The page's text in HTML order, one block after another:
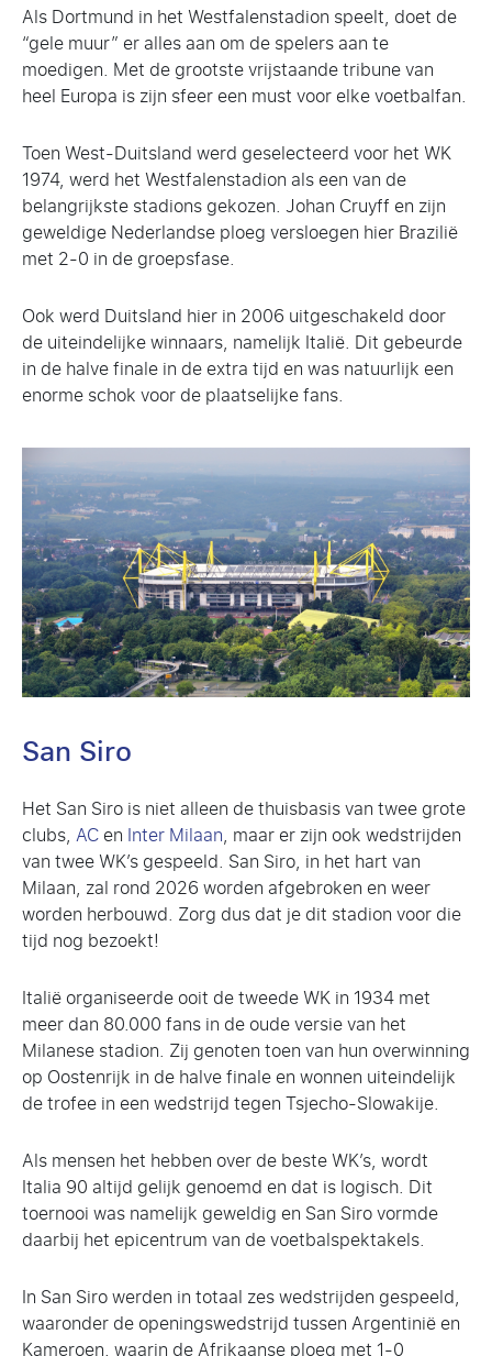
Als Dortmund in het Westfalenstadion speelt, doet de
“gele muur” er alles aan om de spelers aan te
moedigen. Met de grootste vrijstaande tribune van
heel Europa is zijn sfeer een must voor elke voetbalfan.
Toen West-Duitsland werd geselecteerd voor het WK
1974, werd het Westfalenstadion als een van de
belangrijkste stadions gekozen. Johan Cruyff en zijn
geweldige Nederlandse ploeg versloegen hier Brazilië
met 2-0 in de groepsfase.
Ook werd Duitsland hier in 2006 uitgeschakeld door
de uiteindelijke winnaars, namelijk Italië. Dit gebeurde
in de halve finale in de extra tijd en was natuurlijk een
enorme schok voor de plaatselijke fans.
San Siro
Het San Siro is niet alleen de thuisbasis van twee grote
clubs, ACen Inter Milaan, maar er zijn ook wedstrijden
van twee WK’s gespeeld. San Siro, in het hart van
Milaan, zal rond 2026 worden afgebroken en weer
worden herbouwd. Zorg dus dat je dit stadion voor die
tijd nog bezoekt!
Italië organiseerde ooit de tweede WK in 1934 met
meer dan 80.000 fans in de oude versie van het
Milanese stadion. Zij genoten toen van hun overwinning
op Oostenrijk in de halve finale en wonnen uiteindelijk
de trofee in een wedstrijd tegen Tsjecho-Slowakije.
Als mensen het hebben over de beste WK’s, wordt
Italia 90 altijd gelijk genoemd en dat is logisch. Dit
toernooi was namelijk geweldig en San Siro vormde
daarbij het epicentrum van de voetbalspektakels.
In San Siro werden in totaal zes wedstrijden gespeeld,
waaronder de openingswedstrijd tussen Argentinië en